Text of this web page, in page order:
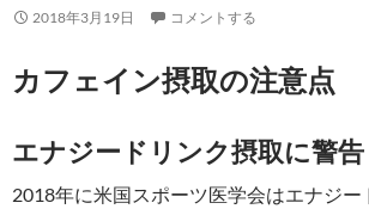
2018年3月19日 コメントする
カフェイン摂取の注意点
エナジードリンク摂取に警告
2018年に米国スポーツ医学会はエナジー